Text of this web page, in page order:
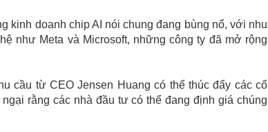
kinh doanh chip AI nói chung đang bùng nổ, với nhu
như Meta và Microsoft, những công ty đã mở rộng
cầu từ CEO Jensen Huang có thể thúc đẩy các cổ
rằng các nhà đầu tư có thể đang định giá chúng